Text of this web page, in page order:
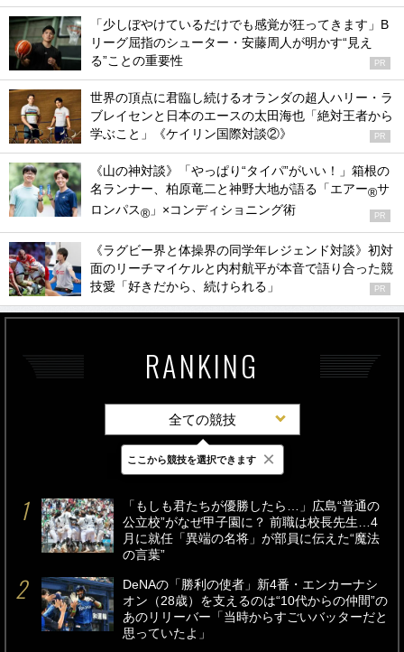
「少しぼやけているだけでも感覚が狂ってきます」B
リーグ屈指のシューター・安藤周人が明かす“見え
る”ことの重要性
PR
世界の頂点に君臨し続けるオランダの超人ハリー・ラ
ブレイセンと日本のエースの太田海也「絶対王者から
学ぶこと」《ケイリン国際対談②》
PR
《山の神対談》「やっぱり“タイパ”がいい！」箱根の
名ランナー、柏原竜二と神野大地が語る「エアー®サ
ロンパス® 」×コンディショニング術 PR
《ラグビー界と体操界の同学年レジェンド対談》初対
面のリーチマイケルと内村航平が本音で語り合った競
技愛「好きだから、続けられる」
PR
RANKING
全ての競技
最新 24時間 週間
「もしも君たちが優勝したら…」広島“普通の
公立校”がなぜ甲子園に？ 前職は校長先生…4
月に就任「異端の名将」が部員に伝えた“魔法
の言葉”
DeNAの「勝利の使者」新4番・エンカーナシ
オン（28歳）を支えるのは“10代からの仲間”の
あのリリーバー「当時からすごいバッターだと
思っていたよ」
ここから競技を選択できます ×